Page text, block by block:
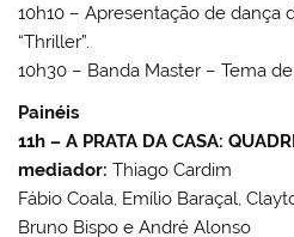
10h10 – Apresentação de dança
“Thriller”.
10h30 – Banda Master – Tema
Painéis
11h – A PRATA DA CASA:
mediador:Thiago Cardim
Fábio Coala, Emílio Baraçal,
Bruno Bispo e André Alonso